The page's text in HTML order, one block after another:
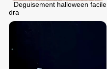
Deguisement halloween facile
dra